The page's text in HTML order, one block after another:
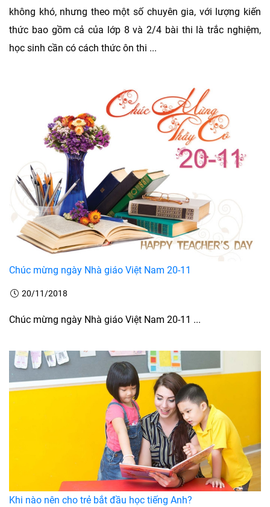
không khó, nhưng theo một số chuyên gia, với lượng kiến
thức bao gồm cả của lớp 8 và 2/4 bài thi là trắc nghiệm,
học sinh cần có cách thức ôn thi ...
Chúc mừng ngày Nhà giáo Việt Nam 20-11
20/11/2018
Chúc mừng ngày Nhà giáo Việt Nam 20-11 ...
Khi nào nên cho trẻ bắt đầu học tiếng Anh?